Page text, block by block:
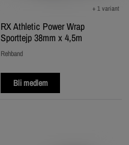
RX Athletic Power Wrap
Sporttejp 38mm x 4,5m
+ 1 variant
Rehband
Bli medlem